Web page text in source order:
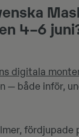
4–6
digitala
— både inför,
fördjupade